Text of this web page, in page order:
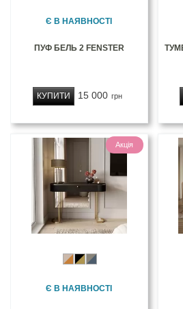
Є В НАЯВНОСТІ
ПУФ БЕЛЬ 2 FENSTER
15 000 грн
КУПИТИ
Акція
Є В НАЯВНОСТІ